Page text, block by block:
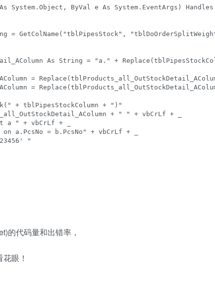
ByVal e As System.EventArgs)
As String = "a." +
+ ")"
+ " " + vbCrLf + _
vbCrLf + _
= b.PcsNo" + vbCrLf + _
"
的代码量和出错率，
眼！